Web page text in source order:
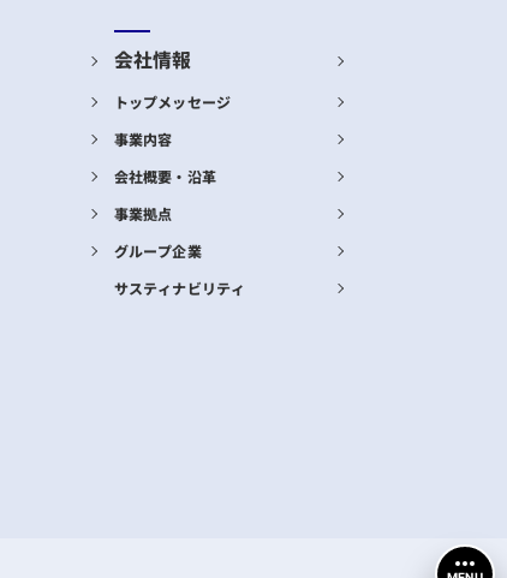
会社情報
トップメッセージ
事業内容
会社概要・沿革
事業拠点
グループ企業
サスティナビリティ